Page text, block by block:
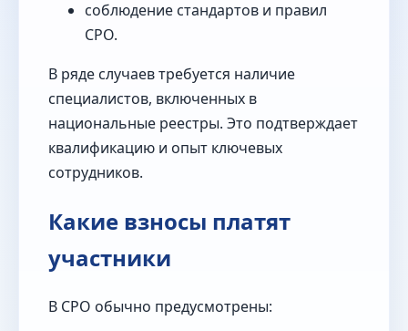
соблюдение стандартов и правил
СРО.
В ряде случаев требуется наличие
специалистов, включенных в
национальные реестры. Это подтверждает
квалификацию и опыт ключевых
сотрудников.
Какие взносы платят
участники
В СРО обычно предусмотрены: